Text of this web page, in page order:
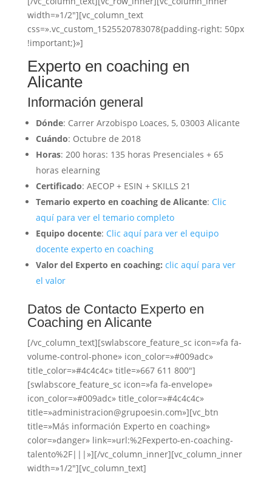
width=»1/2″][vc_column_text
css=».vc_custom_1525520783078{padding-right: 50px
!important;}»]
Experto en coaching en
Alicante
Información general
Dónde: Carrer Arzobispo Loaces, 5, 03003 Alicante
Cuándo: Octubre de 2018
Horas: 200 horas: 135 horas Presenciales + 65
horas elearning
Certificado: AECOP + ESIN + SKILLS 21
Temario experto en coaching de Alicante: Clic
aquí para ver el temario completo
Equipo docente: Clic aquí para ver el equipo
docente experto en coaching
Valor del Experto en coaching: clic aquí para ver
el valor
Datos de Contacto Experto en
Coaching en Alicante
[/vc_column_text][swlabscore_feature_sc icon=»fa fa-
volume-control-phone» icon_color=»#009adc»
title_color=»#4c4c4c» title=»667 611 800″]
[swlabscore_feature_sc icon=»fa fa-envelope»
icon_color=»#009adc» title_color=»#4c4c4c»
title=»administracion@grupoesin.com»][vc_btn
title=»Más información Experto en coaching»
color=»danger» link=»url:%2Fexperto-en-coaching-
talento%2F|||»][/vc_column_inner][vc_column_inner
width=»1/2″][vc_column_text]